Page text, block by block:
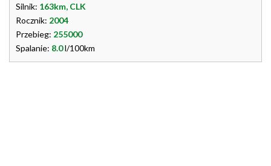
Silnik: 163km, CLK
Rocznik: 2004
Przebieg: 255000
Spalanie: 8.0l/100km